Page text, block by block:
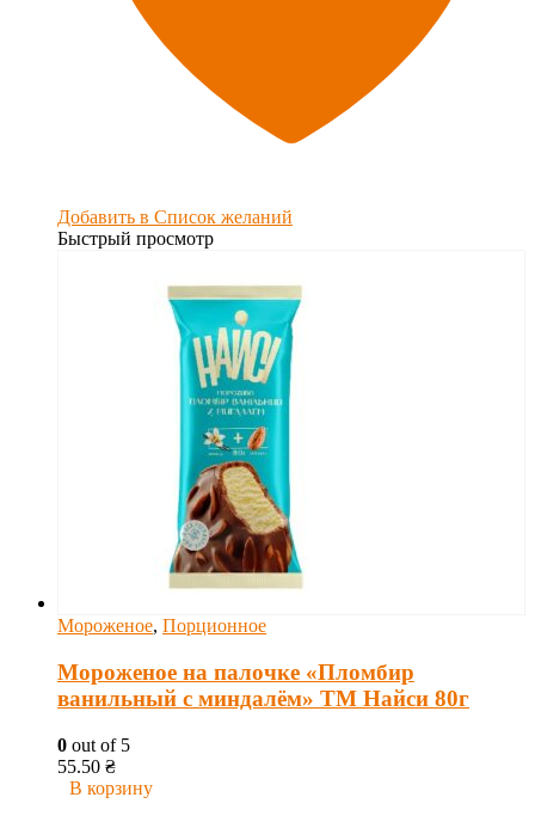
Добавить в Список желаний
Быстрый просмотр
Мороженое, Порционное
Мороженое на палочке «Пломбир
ванильный с миндалём» ТМ Найси 80г
0 out of 5
55.50 ₴
В корзину